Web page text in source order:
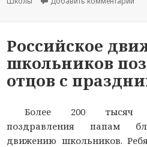
Российское
школьников
отцов с
Более 200 тысяч
поздравления папам
движению школьников.